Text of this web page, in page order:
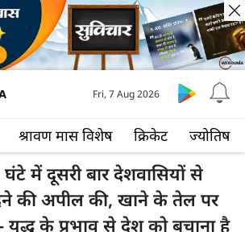
श्रावण मास विशेष क्रिकेट ज्योतिष
Fri, 7 Aug 2026
में दूसरी बार देशवासियों से
की अपील की, खाने के तेल पर
के प्रभाव से देश को बचाना है